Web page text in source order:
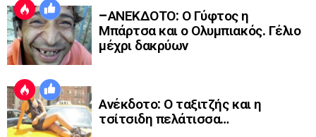
–ΑΝΕΚΔΟΤΟ: Ο Γύφτος η
Μπάρτσα και ο Ολυμπιακός. Γέλιο
μέχρι δακρύων
Ανέκδοτο: Ο ταξιτζής και η
τσίτσιδη πελάτισσα…